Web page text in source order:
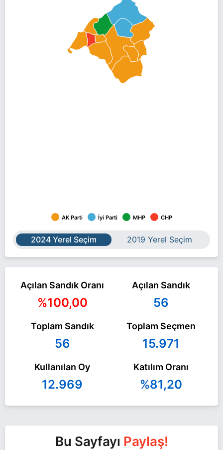
AK Parti İyi Parti MHP CHP
2024 Yerel Seçim 2019 Yerel Seçim
Açılan Sandık Oranı
%100,00
Açılan Sandık
56
Toplam Sandık
56
Toplam Seçmen
15.971
Kullanılan Oy
12.969
Katılım Oranı
%81,20
Bu Sayfayı Paylaş!